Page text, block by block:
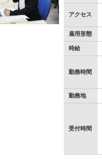
アクセス
雇用形態
時給
勤務時間
勤務地
受付時間